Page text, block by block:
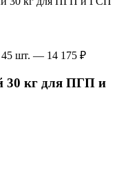
шт. — 14 175 ₽
30 кг для ПГП и